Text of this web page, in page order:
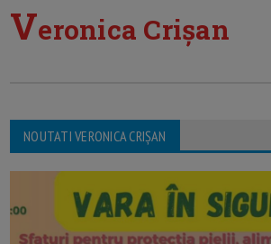
Veronica Crișan
NOUTATI VERONICA CRIȘAN